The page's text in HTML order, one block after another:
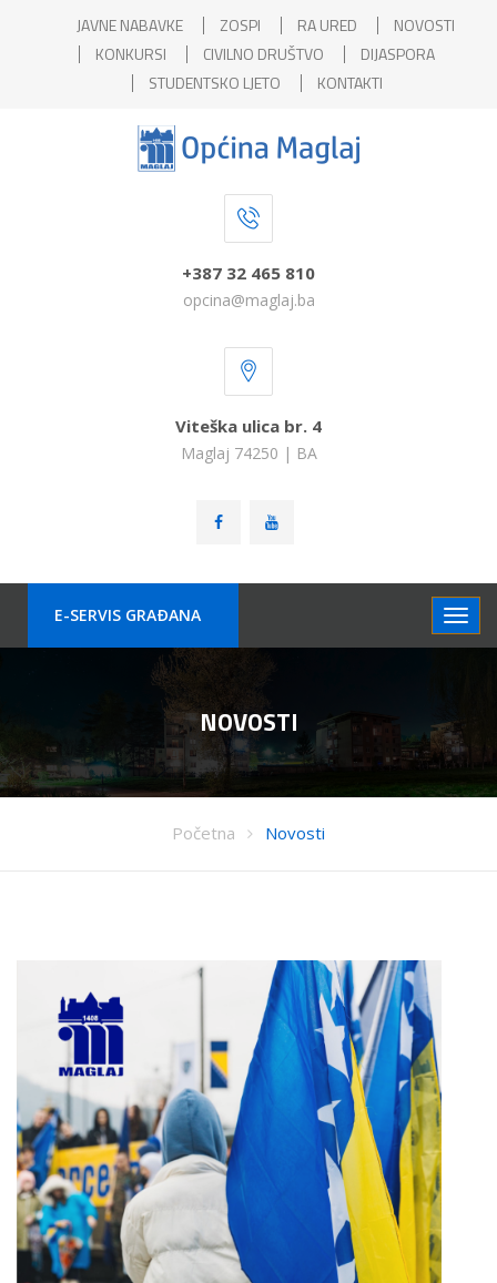
JAVNE NABAVKE ZOSPI RA URED
NOVOSTI
KONKURSI
CIVILNO DRUŠTVO
DIJASPORA
STUDENTSKO LJETO
KONTAKTI
+387 32 465 810
opcina@maglaj.ba
Viteška ulica br. 4
Maglaj 74250 | BA
E-SERVIS GRAÐANA
NOVOSTI
Početna Novosti